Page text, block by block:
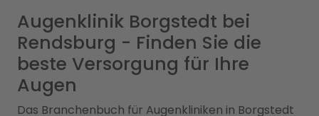
Augenklinik Borgstedt bei
Rendsburg - Finden Sie die
beste Versorgung für Ihre
Augen
Das Branchenbuch für Augenkliniken in Borgstedt